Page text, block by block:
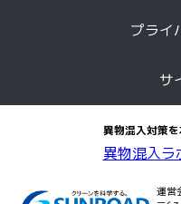
プライ
サ
異物混入対策
異物混入ラ
運営